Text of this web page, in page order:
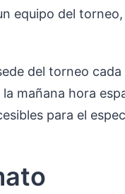
equipo del
del torneo
mañana hora
para el